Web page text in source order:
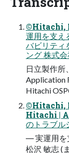
©Hitachi,
運用を支
バビリティ
ング 株式
日立製作所
Application
Hitachi
©Hitachi,
Hitachi |
のトラブル
― 実運用を
松沢 敏志 (